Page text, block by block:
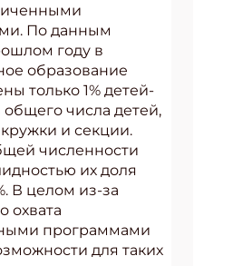
По данным
году в
образование
только 1% детей-
числа детей,
и секции.
численности
их доля
В целом из-за
охвата
программами
для таких